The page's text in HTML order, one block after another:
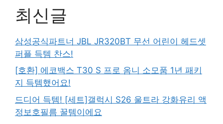
최신글
삼성공식파트너 JBL JR320BT 무선 어린이 헤드셋
퍼플 득템 찬스!
[호환] 에코백스 T30 S 프로 옴니 소모품 1년 패키
지 득템했어요!
드디어 득템! [세트]갤럭시 S26 울트라 강화유리 액
정보호필름 꿀템이에요